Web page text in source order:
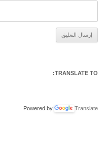
TRANSLATE TO:
Powered by Translate